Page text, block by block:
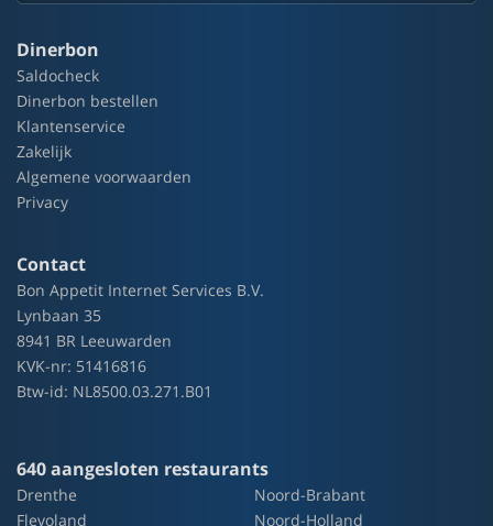
Dinerbon
Saldocheck
Dinerbon bestellen
Klantenservice
Zakelijk
Algemene voorwaarden
Privacy
Contact
Bon Appetit Internet Services B.V.
Lynbaan 35
8941 BR Leeuwarden
KVK-nr: 51416816
Btw-id: NL8500.03.271.B01
640 aangesloten restaurants
Drenthe
Flevoland
Noord-Brabant
Noord-Holland